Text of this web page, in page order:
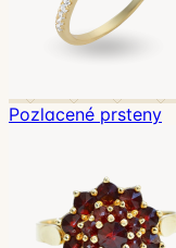
Pozlacené prsteny